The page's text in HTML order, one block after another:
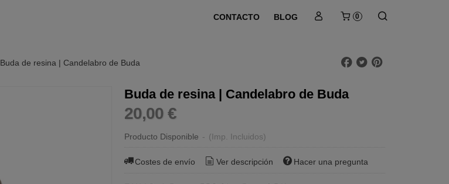
CONTACTO BLOG 0
Buda de resina | Candelabro de Buda
Buda de resina | Candelabro de Buda
20,00 €
Producto Disponible - (Imp. Incluidos)
Costes de envío Ver descripción Hacer una pregunta